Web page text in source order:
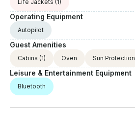
Life Jackets (1)
Operating Equipment
Autopilot
Guest Amenities
Cabins (1) Oven Sun Protection
Leisure & Entertainment Equipment
Bluetooth